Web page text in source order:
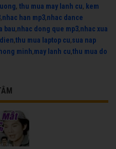
, thu mua may lanh cu, kem
,nhac han mp3,nhac dance
bau,nhac dong que mp3,nhac xua
,thu mua laptop cu,sua nap
minh,may lanh cu,thu mua do